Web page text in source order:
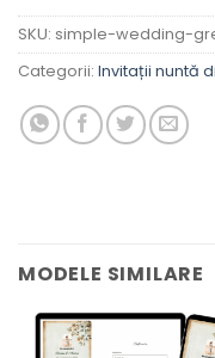
SKU: simple-wedding-
Categorii: Invitații nuntă
MODELE SIMILARE